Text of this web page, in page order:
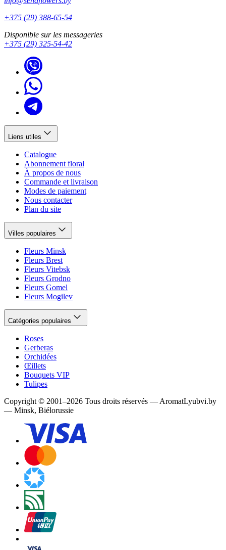
+375 (29) 388-65-54
Disponible sur les messageries
+375 (29) 325-54-42
Liens utiles
Catalogue
Abonnement floral
À propos de nous
Commande et livraison
Modes de paiement
Nous contacter
Plan du site
Villes populaires
Fleurs Minsk
Fleurs Brest
Fleurs Vitebsk
Fleurs Grodno
Fleurs Gomel
Fleurs Mogilev
Catégories populaires
Roses
Gerberas
Orchidées
Œillets
Bouquets VIP
Tulipes
Copyright © 2001–2026 Tous droits réservés — AromatLyubvi.by
— Minsk, Biélorussie